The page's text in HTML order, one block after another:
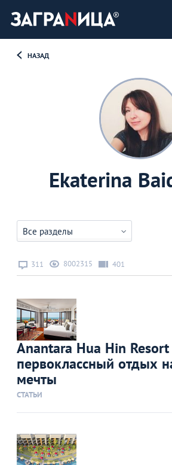
НАЗАД
Ekaterina
Все разделы
311 8002315 401
Anantara Hua Hin
первоклассный отдых
мечты
СТАТЬИ